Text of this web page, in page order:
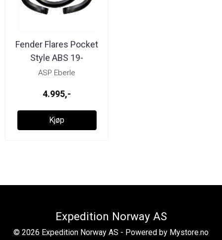
Fender Flares Pocket
Style ABS 19-
ASP Eberle
4.995,-
Kjøp
Expedition Norway AS
© 2026 Expedition Norway AS - Powered by Mystore.no